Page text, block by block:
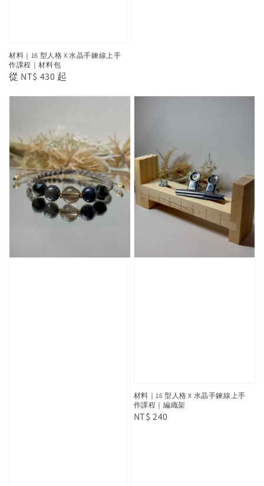
材料｜16 型人格 X 水晶手鍊線上手
作課程｜材料包
Regular
從 NT$ 430 起
材料｜16 型人格 X 水晶手鍊線上手
作課程｜編織架
Regular
NT$ 240